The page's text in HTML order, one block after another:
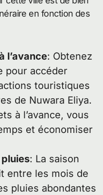
en fonction des
l’avance: Obtenez
pour accéder
touristiques
de Nuwara Eliya.
à l’avance, vous
et économiser
: La saison
entre les mois de
pluies abondantes